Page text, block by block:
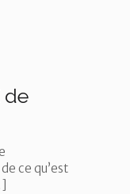
de
ce qu’est